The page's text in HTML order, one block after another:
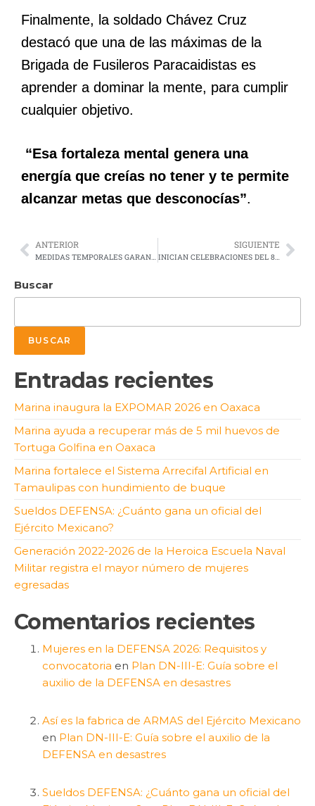
Finalmente, la soldado Chávez Cruz
destacó que una de las máximas de la
Brigada de Fusileros Paracaidistas es
aprender a dominar la mente, para cumplir
cualquier objetivo.
“Esa fortaleza mental genera una
energía que creías no tener y te permite
alcanzar metas que desconocías”.
ANTERIOR SIGUIENTE
INICIAN CELEBRACIONES DEL 80 ANIVERSARIO DE LA BRIGADA DE FUSILEROS PARACAIDISTAS
Buscar
BUSCAR
Entradas recientes
Marina inaugura la EXPOMAR 2026 en Oaxaca
Marina ayuda a recuperar más de 5 mil huevos de
Tortuga Golfina en Oaxaca
Marina fortalece el Sistema Arrecifal Artificial en
Tamaulipas con hundimiento de buque
Sueldos DEFENSA: ¿Cuánto gana un oficial del
Ejército Mexicano?
Generación 2022-2026 de la Heroica Escuela Naval
Militar registra el mayor número de mujeres
egresadas
Comentarios recientes
Mujeres en la DEFENSA 2026: Requisitos y
convocatoria en Plan DN-III-E: Guía sobre el
auxilio de la DEFENSA en desastres
Así es la fabrica de ARMAS del Ejército Mexicano
en Plan DN-III-E: Guía sobre el auxilio de la
DEFENSA en desastres
Sueldos DEFENSA: ¿Cuánto gana un oficial del